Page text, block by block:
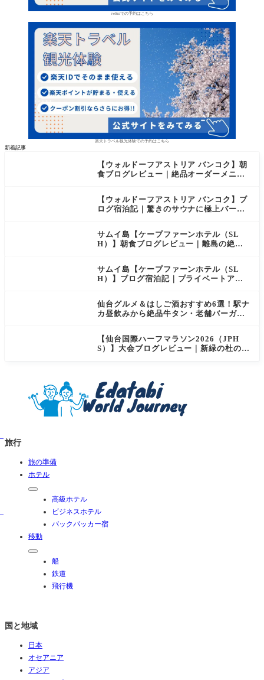
veltraでの予約はこちら
楽天トラベル観光体験での予約はこちら
新着記事
【ウォルドーフアストリア バンコク】朝
食ブログレビュー｜絶品オーダーメニュ
【ウォルドーフアストリア バンコク】ブ
ログ宿泊記｜驚きのサウナに極上バー＆
サムイ島【ケープファーンホテル（SL
H）】朝食ブログレビュー｜離島の絶景×
サムイ島【ケープファーンホテル（SL
H）】ブログ宿泊記｜プライベートアイ
仙台グルメ＆はしご酒おすすめ6選！駅ナ
カ昼飲みから絶品牛タン・老舗バーガー
【仙台国際ハーフマラソン2026（JPH
S）】大会ブログレビュー｜新緑の杜の都
旅行
旅の準備
ホテル
高級ホテル
ビジネスホテル
バックパッカー宿
移動
船
鉄道
飛行機
国と地域
日本
オセアニア
アジア